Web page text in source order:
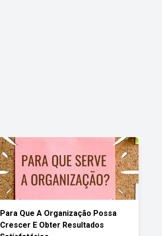
Para Que A Organização Possa
Crescer E Obter Resultados